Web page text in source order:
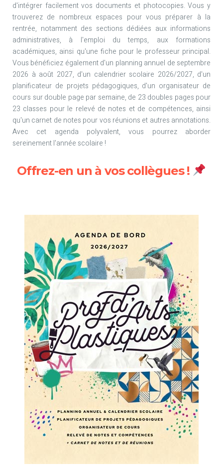
d'intégrer facilement vos documents et photocopies. Vous y
trouverez de nombreux espaces pour vous préparer à la
rentrée, notamment des sections dédiées aux informations
administratives, à l'emploi du temps, aux formations
académiques, ainsi qu'une fiche pour le professeur principal.
Vous bénéficiez également d'un planning annuel de septembre
2026 à août 2027, d'un calendrier scolaire 2026/2027, d'un
planificateur de projets pédagogiques, d'un organisateur de
cours sur double page par semaine, de 23 doubles pages pour
23 classes pour le relevé de notes et de compétences, ainsi
qu'un carnet de notes pour vos réunions et autres annotations.
Avec cet agenda polyvalent, vous pourrez aborder
sereinement l'année scolaire !
Offrez-en un à vos collègues !